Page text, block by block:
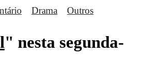
Drama Outros
" nesta segunda-